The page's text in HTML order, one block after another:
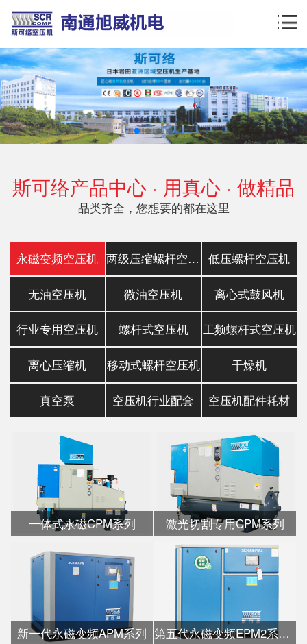
斯可络产品中心 · 用真心 · 做精品
品类齐全，您想要的都在这里
永磁变频空压机 两级压缩螺杆空压机 低压螺杆空压机
无油空压机 微油空压机 离心式鼓风机
行业专用空压机 螺杆式空压机 工频螺杆式空压机
离心压缩机 移动式螺杆空压机 干燥机
真空泵 空压机行业配套 空压机配件耗材
一体式永磁CPM系列 激光切割专用CPM系列
新一代永磁变频APM系列 第五代永磁变频EPM2系列水冷